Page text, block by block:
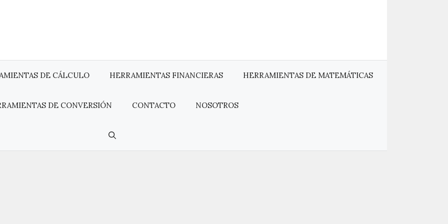
DE CÁLCULO HERRAMIENTAS FINANCIERAS HERRAMIENTAS DE MATEMÁTICAS
DE CONVERSIÓN CONTACTO NOSOTROS